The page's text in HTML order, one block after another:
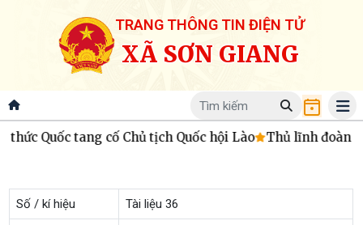
TRANG THÔNG TIN ĐIỆN TỬ
XÃ SƠN GIANG
Quốc tang cố Chủ tịch Quốc hội Lào Thủ lĩnh đoàn
Số / kí hiệu Tài liệu 36